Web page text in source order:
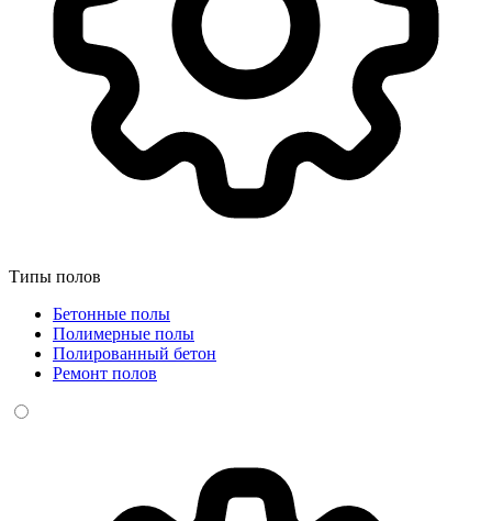
Типы полов
Бетонные полы
Полимерные полы
Полированный бетон
Ремонт полов